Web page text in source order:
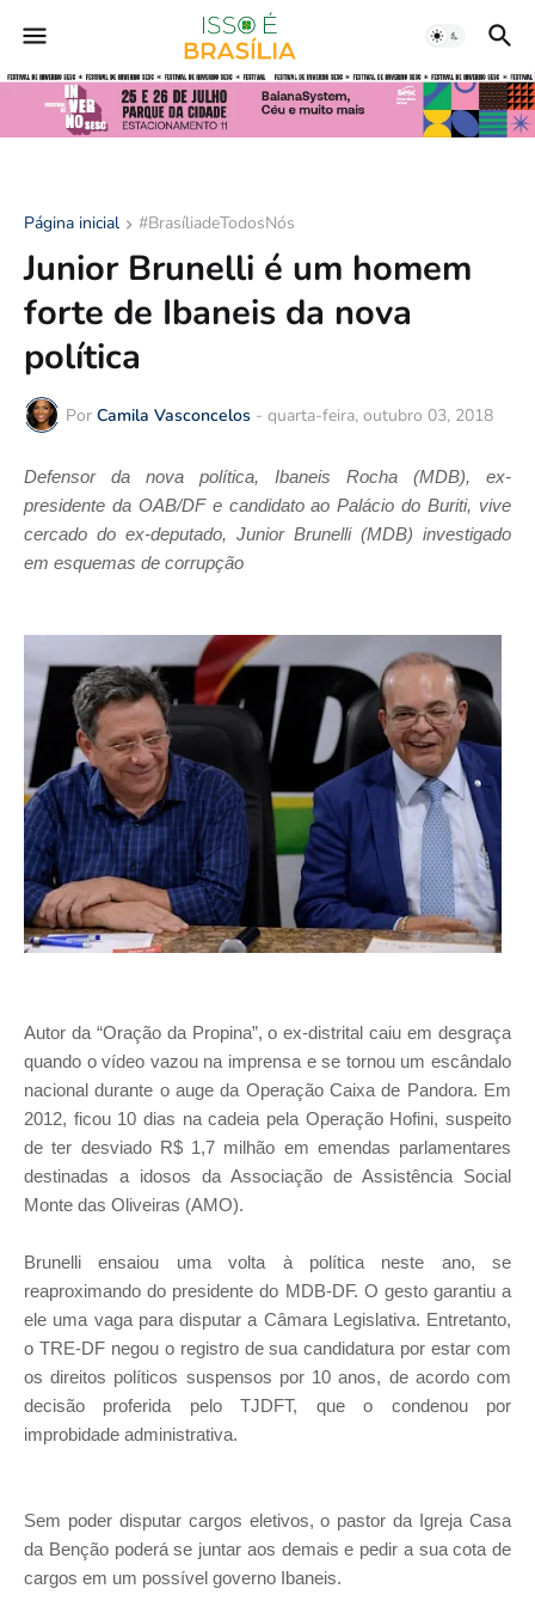
Página inicial #BrasíliadeTodosNós
Junior Brunelli é um homem
forte de Ibaneis da nova
política
Por Camila Vasconcelos - quarta-feira, outubro 03, 2018
Defensor da nova política, Ibaneis Rocha (MDB), ex-
presidente da OAB/DF e candidato ao Palácio do Buriti, vive
cercado do ex-deputado, Junior Brunelli (MDB) investigado
em esquemas de corrupção
Autor da “Oração da Propina”, o ex-distrital caiu em desgraça
quando o vídeo vazou na imprensa e se tornou um escândalo
nacional durante o auge da Operação Caixa de Pandora. Em
2012, ficou 10 dias na cadeia pela Operação Hofini, suspeito
de ter desviado R$ 1,7 milhão em emendas parlamentares
destinadas a idosos da Associação de Assistência Social
Monte das Oliveiras (AMO).
Brunelli ensaiou uma volta à política neste ano, se
reaproximando do presidente do MDB-DF. O gesto garantiu a
ele uma vaga para disputar a Câmara Legislativa. Entretanto,
o TRE-DF negou o registro de sua candidatura por estar com
os direitos políticos suspensos por 10 anos, de acordo com
decisão proferida pelo TJDFT, que o condenou por
improbidade administrativa.
Sem poder disputar cargos eletivos, o pastor da Igreja Casa
da Benção poderá se juntar aos demais e pedir a sua cota de
cargos em um possível governo Ibaneis.